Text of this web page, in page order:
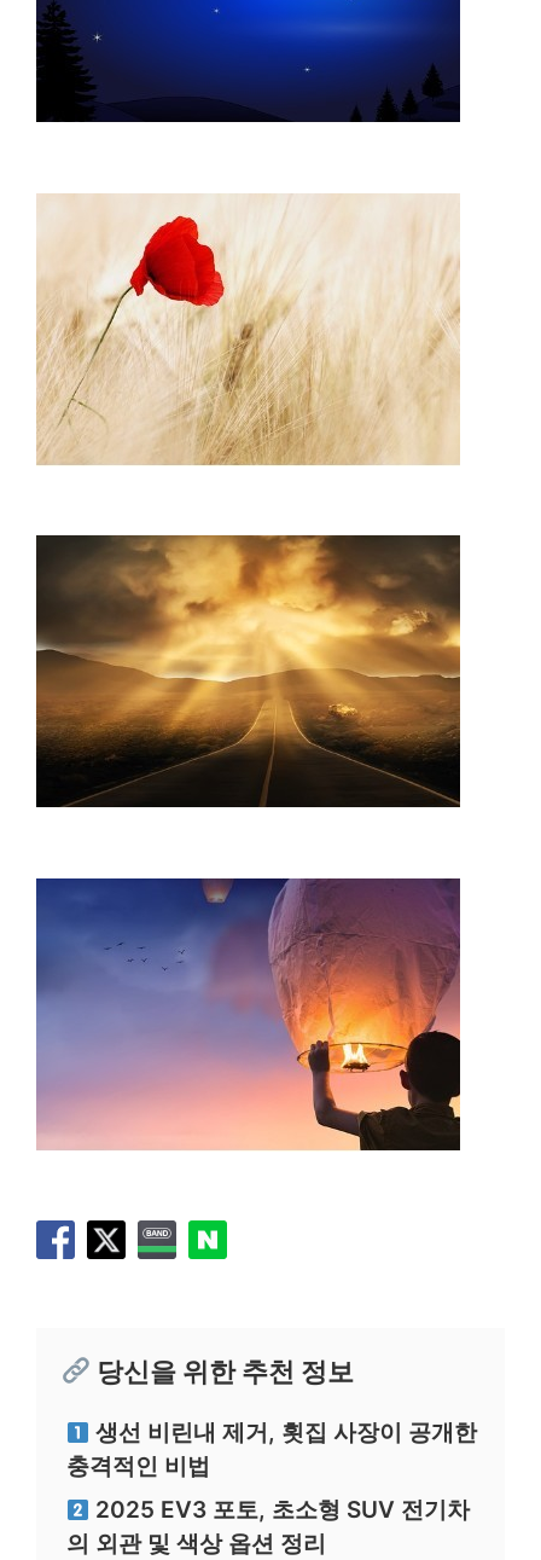
당신을 위한 추천 정보
생선 비린내 제거, 횟집 사장이 공개한
충격적인 비법
2025 EV3 포토, 초소형 SUV 전기차
의 외관 및 색상 옵션 정리